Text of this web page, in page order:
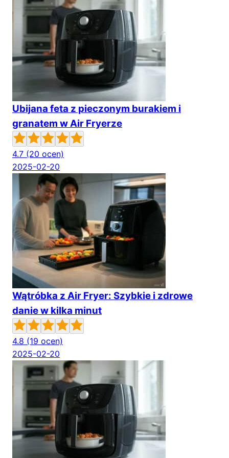
Ubijana feta z pieczonym burakiem i
granatem w Air Fryerze
4.7 (20 ocen)
2025-02-20
Wątróbka z Air Fryer: Szybkie i zdrowe
danie w kilka minut
4.8 (19 ocen)
2025-02-20